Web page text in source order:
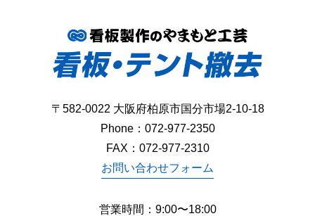
〒582-0022 大阪府柏原市国分市場2-10-18
Phone： 072-977-2350
FAX：072-977-2310
お問い合わせフォーム
営業時間：9:00〜18:00